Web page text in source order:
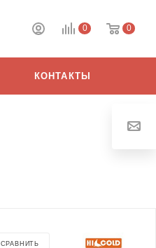
0 0
КОНТАКТЫ
СРАВНИТЬ